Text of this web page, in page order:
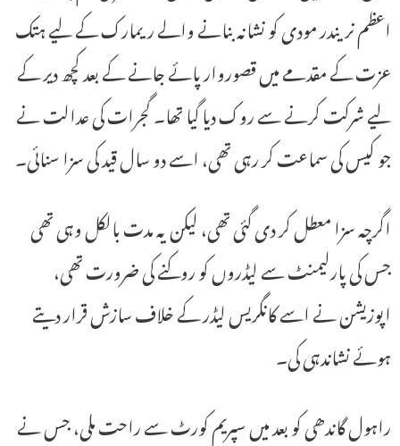
اعظم نریندر مودی کو نشانہ بنانے والے ریمارک کے لیے ہتک
عزت کے مقدمے میں قصوروار پائے جانے کے بعد کچھ دیر کے
لیے شرکت کرنے سے روک دیا گیا تھا۔ گجرات کی عدالت نے
جو کیس کی سماعت کر رہی تھی، اسے دو سال قید کی سزا سنائی۔
اگرچہ سزا معطل کر دی گئی تھی، لیکن یہ مدت بالکل وہی تھی
جس کی پارلیمنٹ سے لیڈروں کو روکنے کی ضرورت تھی،
اپوزیشن نے اسے کانگریس لیڈر کے خلاف سازش قرار دیتے
ہوئے نشاندہی کی۔
راہول گاندھی کو بعد میں سپریم کورٹ سے راحت ملی، جس نے